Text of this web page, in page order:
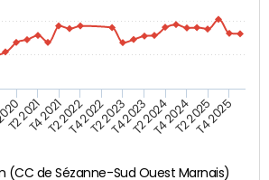
(CC de Sézanne-Sud Ouest Marnais)
T2 2021T4 2021T2 2022T4 2022T2 2023T4 2023T2 2024T4 2024T2 2025T4 2025